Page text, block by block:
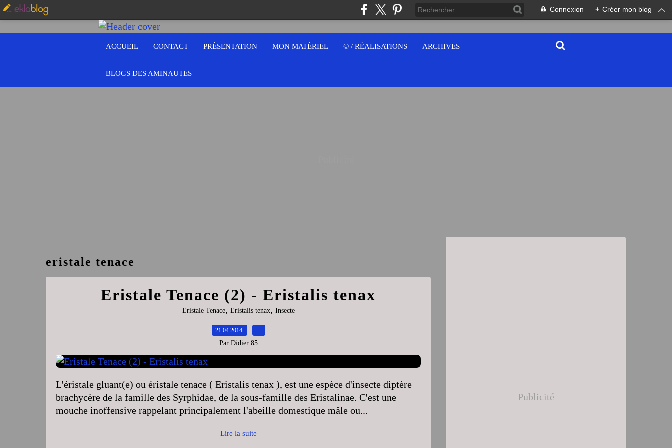
Connexion + Créer mon blog
ACCUEIL CONTACT PRÉSENTATION MON MATÉRIEL © / RÉALISATIONS ARCHIVES
BLOGS DES AMINAUTES
eristale tenace
Eristale Tenace (2) - Eristalis tenax
Eristale Tenace, Eristalis tenax, Insecte
21.04.2014 …
Par Didier 85
L'éristale gluant(e) ou éristale tenace ( Eristalis tenax ), est une espèce d'insecte diptère
brachycère de la famille des Syrphidae, de la sous-famille des Eristalinae. C'est une
mouche inoffensive rappelant principalement l'abeille domestique mâle ou...
Lire la suite
Publicité